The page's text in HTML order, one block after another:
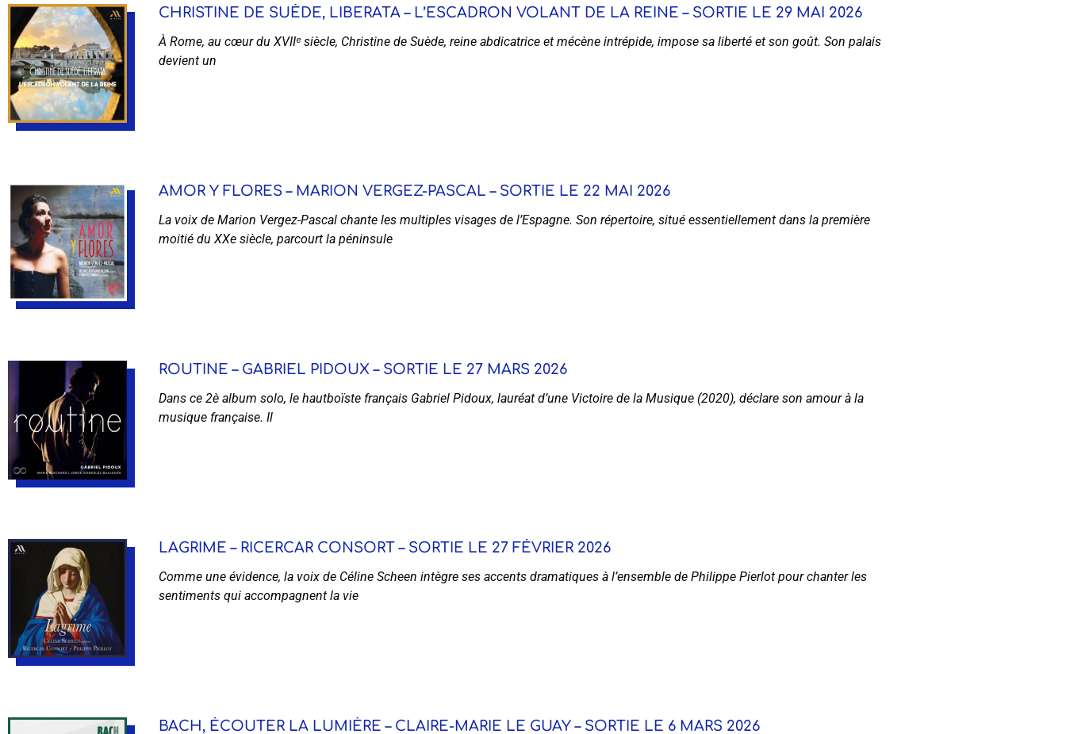
CHRISTINE DE SUÈDE, LIBERATA – L’ESCADRON VOLANT DE LA REINE – SORTIE LE 29 MAI 2026
À Rome, au cœur du XVIIᵉ siècle, Christine de Suède, reine abdicatrice et mécène intrépide, impose sa liberté et son goût. Son palais
devient un
AMOR Y FLORES – MARION VERGEZ-PASCAL – SORTIE LE 22 MAI 2026
La voix de Marion Vergez-Pascal chante les multiples visages de l’Espagne. Son répertoire, situé essentiellement dans la première
moitié du XXe siècle, parcourt la péninsule
ROUTINE – GABRIEL PIDOUX – SORTIE LE 27 MARS 2026
Dans ce 2è album solo, le hautboïste français Gabriel Pidoux, lauréat d’une Victoire de la Musique (2020), déclare son amour à la
musique française. Il
LAGRIME – RICERCAR CONSORT – SORTIE LE 27 FÉVRIER 2026
Comme une évidence, la voix de Céline Scheen intègre ses accents dramatiques à l’ensemble de Philippe Pierlot pour chanter les
sentiments qui accompagnent la vie
BACH, ÉCOUTER LA LUMIÈRE – CLAIRE-MARIE LE GUAY – SORTIE LE 6 MARS 2026